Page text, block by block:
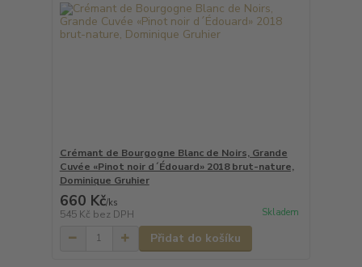
Crémant de Bourgogne Blanc de Noirs, Grande
Cuvée «Pinot noir d´Édouard» 2018 brut-nature,
Dominique Gruhier
660 Kč/ks
545 Kč bez DPH Skladem
Přidat do košíku